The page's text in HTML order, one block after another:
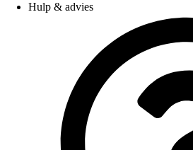
Hulp & advies